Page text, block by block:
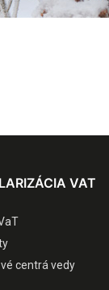
VAT
centrá vedy